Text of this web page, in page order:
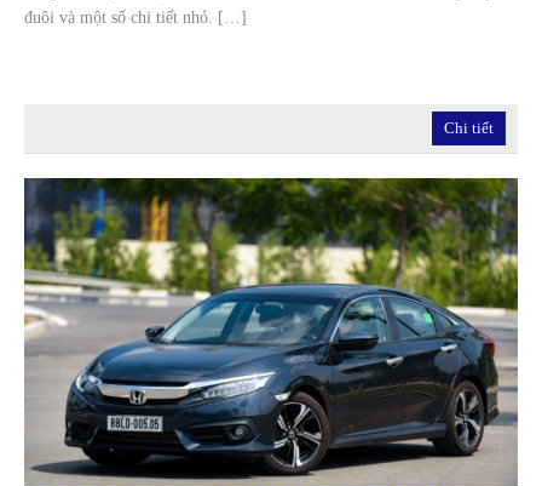
đuôi và một số chi tiết nhỏ. […]
Chi tiết